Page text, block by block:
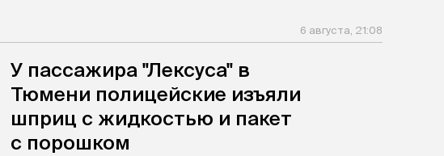
6 августа, 21:08
У пассажира "Лексуса" в
Тюмени полицейские изъяли
шприц с жидкостью и пакет
с порошком